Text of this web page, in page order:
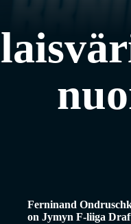
Ferninand
on Jymyn F-liiga